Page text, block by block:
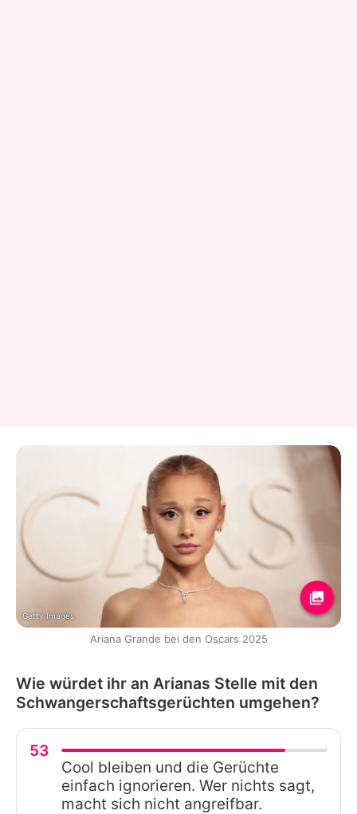
Getty Images
Ariana Grande bei den Oscars 2025
Wie würdet ihr an Arianas Stelle mit den
Schwangerschaftsgerüchten umgehen?
53
Cool bleiben und die Gerüchte
einfach ignorieren. Wer nichts sagt,
macht sich nicht angreifbar.